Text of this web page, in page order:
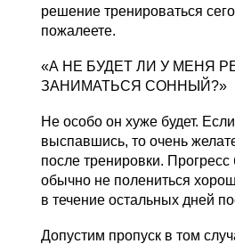
решение тренироваться
пожалеете.
«А НЕ БУДЕТ ЛИ У МЕНЯ
ЗАНИМАТЬСЯ СОННЫЙ?»
Не особо он хуже будет.
выспавшись, то очень
после тренировки. Прогресс
обычно не полениться
в течение остальных дней
Допустим пропуск в том